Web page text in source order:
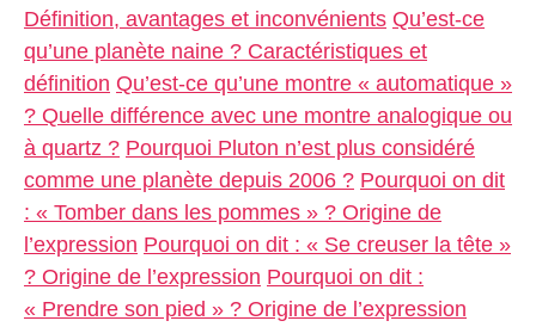
Définition, avantages et inconvénients Qu’est-ce
qu’une planète naine ? Caractéristiques et
définition Qu’est-ce qu’une montre « automatique »
? Quelle différence avec une montre analogique ou
à quartz ? Pourquoi Pluton n’est plus considéré
comme une planète depuis 2006 ? Pourquoi on dit
: « Tomber dans les pommes » ? Origine de
l’expression Pourquoi on dit : « Se creuser la tête »
? Origine de l’expression Pourquoi on dit :
« Prendre son pied » ? Origine de l’expression